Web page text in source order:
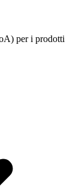
per i prodotti